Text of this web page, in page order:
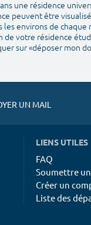
une résidence
peuvent être
environs de chaque
de votre résidence
sur «déposer mon
UN MAIL
LIENS UTILES
FAQ
Soumettre
Créer un
Liste des